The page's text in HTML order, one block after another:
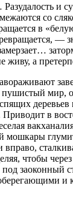
и
со
в
—
живу, а
пушистый мир,
деревьев
в
мошкары
чтобы
заоконный
и